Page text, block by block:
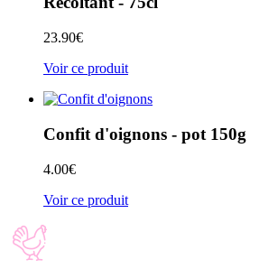
23.90€
Voir ce produit
Confit d'oignons - pot 150g
4.00€
Voir ce produit